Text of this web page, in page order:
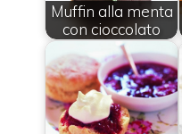
Muffin alla menta
con cioccolato